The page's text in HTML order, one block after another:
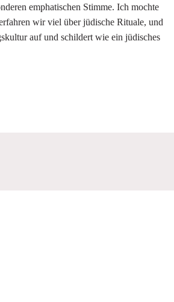
emphatischen Stimme. Ich mochte
wir viel über jüdische Rituale, und
auf und schildert wie ein jüdisches